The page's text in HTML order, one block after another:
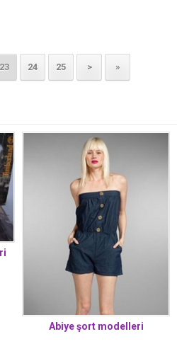
23 24 25 > »
Abiye şort modelleri